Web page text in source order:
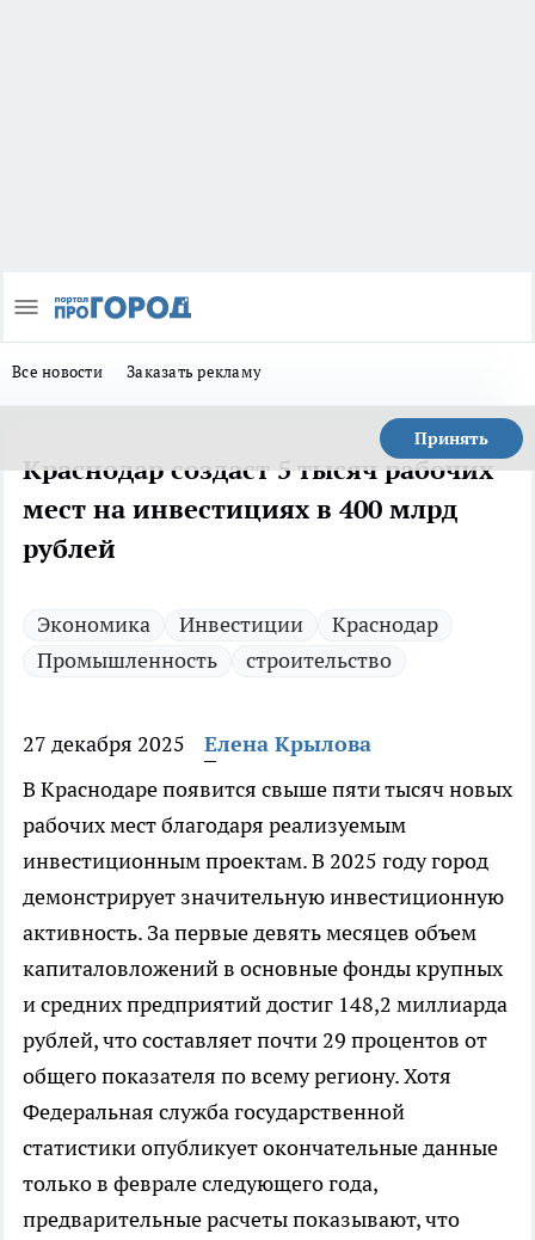
Все новости Заказать рекламу
Принять
Краснодар создаст 5 тысяч рабочих
мест на инвестициях в 400 млрд
рублей
Экономика Инвестиции
Краснодар
Промышленность
строительство
27 декабря 2025
Елена Крылова
В Краснодаре появится свыше пяти тысяч новых
рабочих мест благодаря реализуемым
инвестиционным проектам. В 2025 году город
демонстрирует значительную инвестиционную
активность. За первые девять месяцев объем
капиталовложений в основные фонды крупных
и средних предприятий достиг 148,2 миллиарда
рублей, что составляет почти 29 процентов от
общего показателя по всему региону. Хотя
Федеральная служба государственной
статистики опубликует окончательные данные
только в феврале следующего года,
предварительные расчеты показывают, что